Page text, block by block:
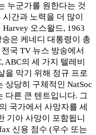
누군가를 원한다는 것
간과 노력을 더 많이
오스왈드, 1963
송은 케네디 대통령이 총
국 TV 뉴스 방송에서
ABC의 세 가지 텔레비
을 막기 위해 정규 프로
상당히 구체적인 NatSoc
다른 큰 텐트입니다. 그
국가에서 사망자를 세
기아 사망이 포함됩니
신용 점수 (우수 또는